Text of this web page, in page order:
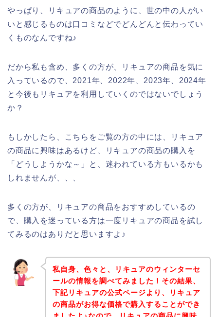
やっぱり、リキュアの商品のように、世の中の人がい
いと感じるものは口コミなどでどんどんと伝わってい
くものなんですね♪
だから私も含め、多くの方が、リキュアの商品を気に
入っているので、2021年、2022年、2023年、2024年
と今後もリキュアを利用していくのではないでしょう
か？
もしかしたら、こちらをご覧の方の中には、リキュア
の商品に興味はあるけど、リキュアの商品の購入を
「どうしようかな～」と、迷われている方もいるかも
しれませんが、、、
多くの方が、リキュアの商品をおすすめしているの
で、購入を迷っている方は一度リキュアの商品を試し
てみるのはありだと思いますよ♪
私自身、色々と、リキュアのウィンターセ
ールの情報を調べてみました！その結果、
下記リキュアの公式ページより、リキュア
の商品がお得な価格で購入することができ